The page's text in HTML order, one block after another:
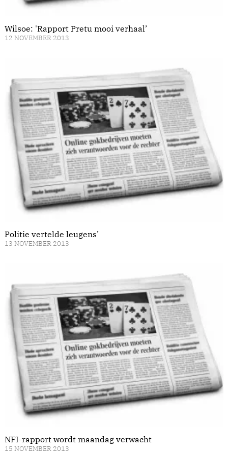
Wilsoe: 'Rapport Pretu mooi verhaal’
12 NOVEMBER 2013
Politie vertelde leugens’
13 NOVEMBER 2013
NFI-rapport wordt maandag verwacht
15 NOVEMBER 2013